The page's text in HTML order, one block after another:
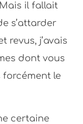
il fallait
s’attarder
revus, j’avais
dont vous
forcément le
certaine